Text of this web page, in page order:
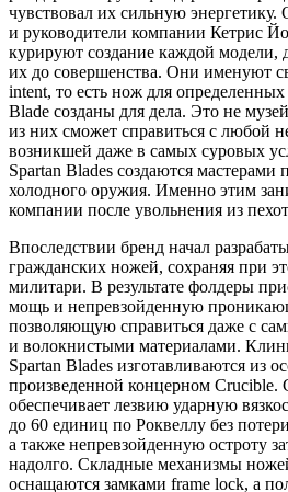
чувствовал их сильную энергетику.
и руководители компании Кетрис
курируют создание каждой модели,
их до совершенства. Они именуют
intent, то есть нож для
Blade созданы для дела. Это не
из них сможет справиться с любой
возникшей даже в самых суровых
Spartan Blades создаются мастерами
холодного оружия. Именно этим
компании после увольнения из
Впоследствии бренд начал
гражданских ножей, сохраняя при
милитари. В результате фолдеры
мощь и непревзойденную
позволяющую справиться даже с
и волокнистыми материалами.
Spartan Blades изготавливаются из
произведенной концерном Crucible.
обеспечивает лезвию ударную
до 60 единиц по Роквеллу без
а также непревзойденную остроту
надолго. Складные механизмы
оснащаются замками frame lock, а